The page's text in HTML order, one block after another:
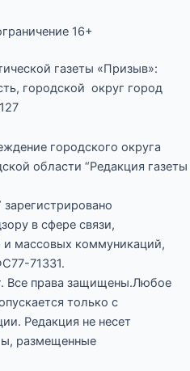
16+
газеты «Призыв»:
городской округ город
городского округа
области “Редакция газеты
в сфере связи,
массовых коммуникаций,
71331.
Все права защищены.Любое
только с
Редакция не несет
размещенные